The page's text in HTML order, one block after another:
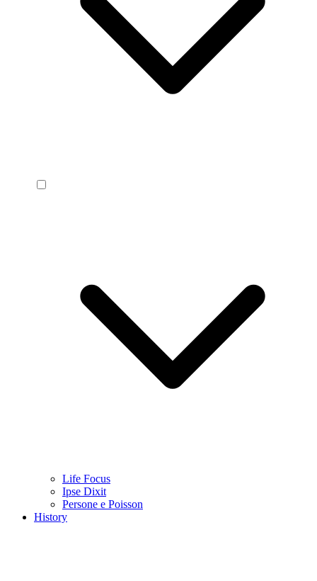
Life Focus
Ipse Dixit
Persone e Poisson
History